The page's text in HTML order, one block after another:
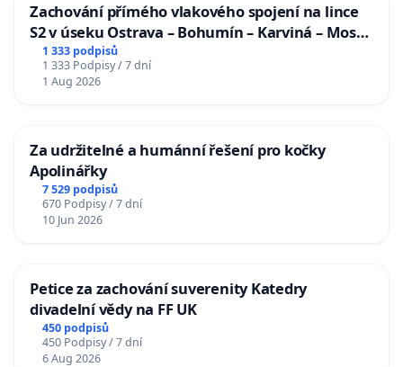
Zachování přímého vlakového spojení na lince
S2 v úseku Ostrava – Bohumín – Karviná – Mosty
u Jablunkova
1 333 podpisů
1 333 Podpisy / 7 dní
1 Aug 2026
Za udržitelné a humánní řešení pro kočky
Apolinářky
7 529 podpisů
670 Podpisy / 7 dní
10 Jun 2026
Petice za zachování suverenity Katedry
divadelní vědy na FF UK
450 podpisů
450 Podpisy / 7 dní
6 Aug 2026